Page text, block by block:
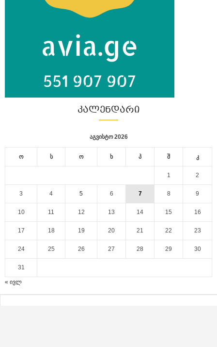
ᲙᲐᲚᲔᲜᲓᲐᲠᲘ
აგვისტო 2026
ო ს ო ხ პ შ კ
1 2
3 4 5 6 7 8 9
10 11 12 13 14 15 16
17 18 19 20 21 22 23
24 25 26 27 28 29 30
31
« ივლ